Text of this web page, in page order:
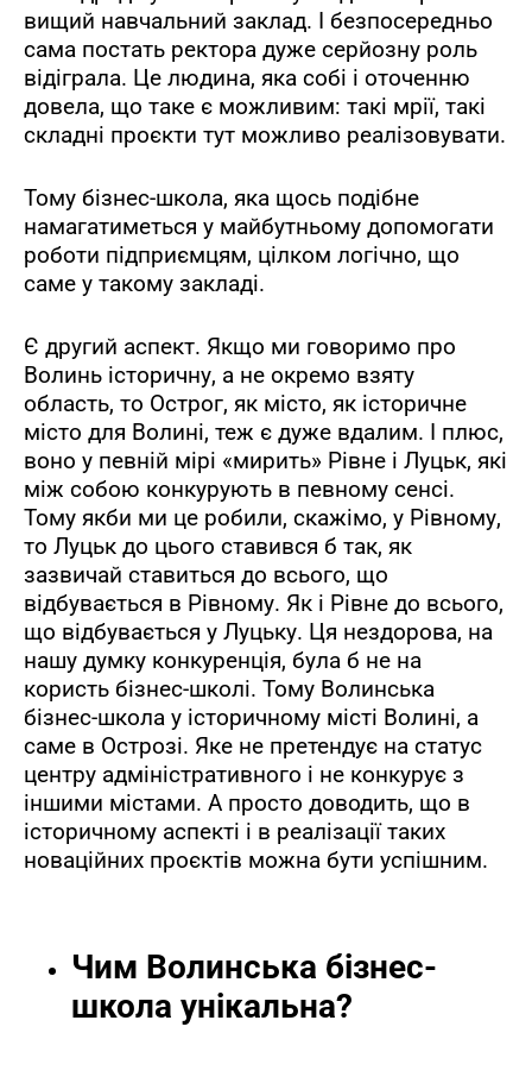
вищий навчальний заклад. І безпосередньо
сама постать ректора дуже серйозну роль
відіграла. Це людина, яка собі і оточенню
довела, що таке є можливим: такі мрії, такі
складні проєкти тут можливо реалізовувати.
Тому бізнес-школа, яка щось подібне
намагатиметься у майбутньому допомогати
роботи підприємцям, цілком логічно, що
саме у такому закладі.
Є другий аспект. Якщо ми говоримо про
Волинь історичну, а не окремо взяту
область, то Острог, як місто, як історичне
місто для Волині, теж є дуже вдалим. І плюс,
воно у певній мірі «мирить» Рівне і Луцьк, які
між собою конкурують в певному сенсі.
Тому якби ми це робили, скажімо, у Рівному,
то Луцьк до цього ставився б так, як
зазвичай ставиться до всього, що
відбувається в Рівному. Як і Рівне до всього,
що відбувається у Луцьку. Ця нездорова, на
нашу думку конкуренція, була б не на
користь бізнес-школі. Тому Волинська
бізнес-школа у історичному місті Волині, а
саме в Острозі. Яке не претендує на статус
центру адміністративного і не конкурує з
іншими містами. А просто доводить, що в
історичному аспекті і в реалізації таких
новаційних проєктів можна бути успішним.
Чим Волинська бізнес-
школа унікальна?